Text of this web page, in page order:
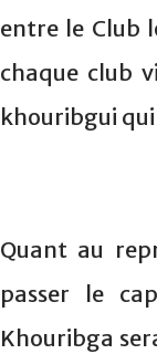
entre le Club
chaque club
khouribgui
Quant au
passer le
Khouribga